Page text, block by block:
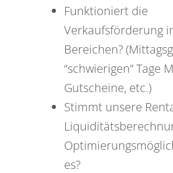
Funktioniert die
Verkaufsförderung
Bereichen?
“schwierigen” Tage
Gutscheine, etc.)
Stimmt unsere
es?